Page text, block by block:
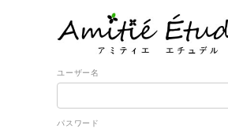
ユーザー名
パスワード